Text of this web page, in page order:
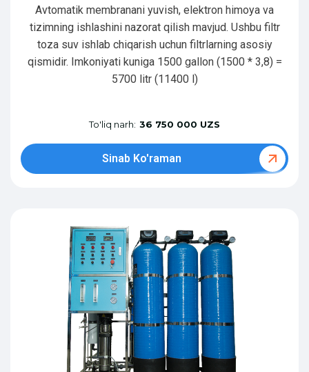
Avtomatik membranani yuvish, elektron himoya va
tizimning ishlashini nazorat qilish mavjud. Ushbu filtr
toza suv ishlab chiqarish uchun filtrlarning asosiy
qismidir. Imkoniyati kuniga 1500 gallon (1500 * 3,8) =
5700 litr (11400 l)
To'liq narh: 36 750 000 UZS
Sinab Ko'raman